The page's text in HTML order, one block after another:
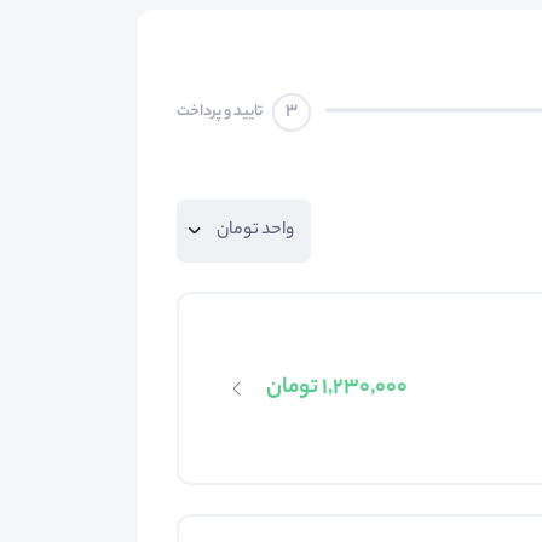
3 تایید و پرداخت
1,230,000 تومان